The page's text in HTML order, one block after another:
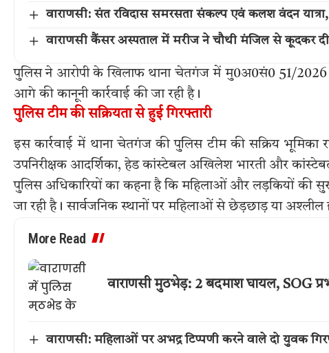
वाराणसी: संत रविदास समरसता संकल्प एवं कलश वंदन
वाराणसी कैंसर अस्पताल में मरीज ने चौथी मंजिल से कूदकर
पुलिस ने आरोपी के खिलाफ थाना चेतगंज में मु0अ0सं0 51/2026
आगे की कानूनी कार्रवाई की जा रही है।
पुलिस टीम की सक्रियता से हुई गिरफ्तारी
इस कार्रवाई में थाना चेतगंज की पुलिस टीम की सक्रिय भूमिका
उपनिरीक्षक आदर्शिका, हेड कांस्टेबल अखिलेश भारती और
पुलिस अधिकारियों का कहना है कि महिलाओं और लड़कियों की
जा रही है। सार्वजनिक स्थानों पर महिलाओं से छेड़छाड़ या
More Read
वाराणसी मुठभेड़: 2 बदमाश घायल, SOG
वाराणसी: महिलाओं पर अभद्र टिप्पणी करने वाले दो युवक